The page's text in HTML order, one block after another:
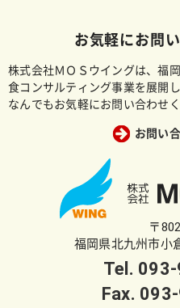
お気軽にお問
株式会社ＭＯＳウイングは、福
食コンサルティング事業を展開
なんでもお気軽にお問い合わせく
お問い
〒
福岡県北九州市小
Tel.
Fax.